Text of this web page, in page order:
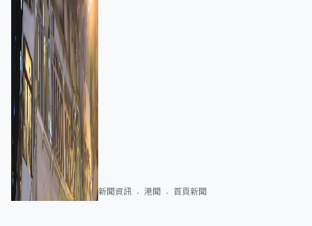
新聞資訊 港聞 首頁新聞